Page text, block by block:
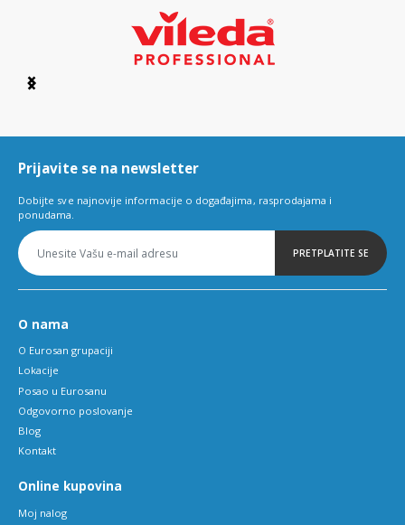
Item
6
Prijavite se na newsletter
Dobijte sve najnovije informacije o događajima, rasprodajama i
ponudama.
PRETPLATITE SE
O nama
O Eurosan grupaciji
Lokacije
Posao u Eurosanu
Odgovorno poslovanje
Blog
Kontakt
Online kupovina
Moj nalog